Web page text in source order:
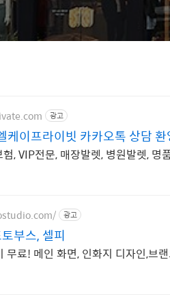
광고
케이프라이빗 카카오톡 상담 환
, VIP전문, 매장발렛, 병원발렛,
광고
부스, 셀피
무료! 메인 화면, 인화지 디자인,브